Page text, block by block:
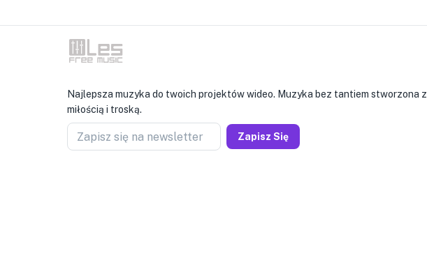
Najlepsza muzyka do twoich projektów wideo. Muzyka bez tantiem stworzona z
miłością i troską.
Zapisz się na newsletter Zapisz Się